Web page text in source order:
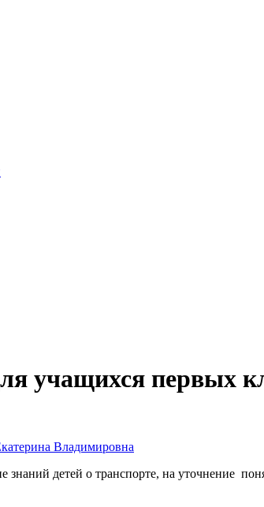
учащихся первых
Владимировна
знаний детей о транспорте, на уточнение